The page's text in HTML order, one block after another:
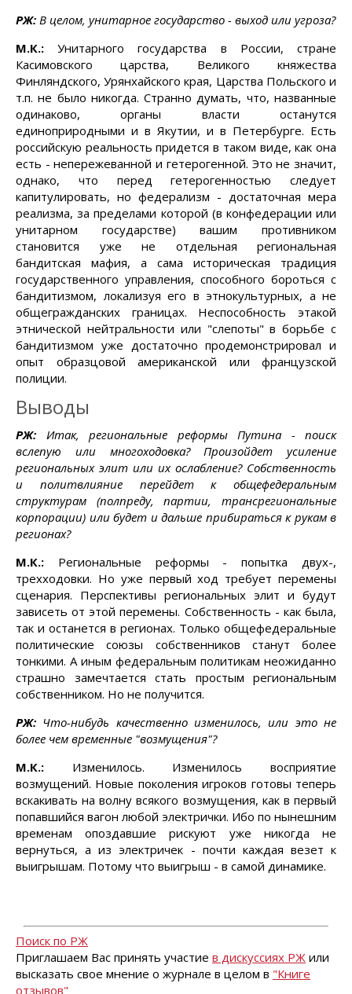
РЖ: В целом, унитарное государство - выход или угроза?
М.К.: Унитарного государства в России, стране
Касимовского царства, Великого княжества
Финляндского, Урянхайского края, Царства Польского и
т.п. не было никогда. Странно думать, что, названные
одинаково, органы власти останутся
единоприродными и в Якутии, и в Петербурге. Есть
российскую реальность придется в таком виде, как она
есть - непережеванной и гетерогенной. Это не значит,
однако, что перед гетерогенностью следует
капитулировать, но федерализм - достаточная мера
реализма, за пределами которой (в конфедерации или
унитарном государстве) вашим противником
становится уже не отдельная региональная
бандитская мафия, а сама историческая традиция
государственного управления, способного бороться с
бандитизмом, локализуя его в этнокультурных, а не
общегражданских границах. Неспособность этакой
этнической нейтральности или "слепоты" в борьбе с
бандитизмом уже достаточно продемонстрировал и
опыт образцовой американской или французской
полиции.
Выводы
РЖ: Итак, региональные реформы Путина - поиск
вслепую или многоходовка? Произойдет усиление
региональных элит или их ослабление? Собственность
и политвлияние перейдет к общефедеральным
структурам (полпреду, партии, трансрегиональные
корпорации) или будет и дальше прибираться к рукам в
регионах?
М.К.: Региональные реформы - попытка двух-,
трехходовки. Но уже первый ход требует перемены
сценария. Перспективы региональных элит и будут
зависеть от этой перемены. Собственность - как была,
так и останется в регионах. Только общефедеральные
политические союзы собственников станут более
тонкими. А иным федеральным политикам неожиданно
страшно замечтается стать простым региональным
собственником. Но не получится.
РЖ: Что-нибудь качественно изменилось, или это не
более чем временные "возмущения"?
М.К.: Изменилось. Изменилось восприятие
возмущений. Новые поколения игроков готовы теперь
вскакивать на волну всякого возмущения, как в первый
попавшийся вагон любой электрички. Ибо по нынешним
временам опоздавшие рискуют уже никогда не
вернуться, а из электричек - почти каждая везет к
выигрышам. Потому что выигрыш - в самой динамике.
Поиск по РЖ
Приглашаем Вас принять участие в дискуссиях РЖ или
высказать свое мнение о журнале в целом в "Книге
отзывов"